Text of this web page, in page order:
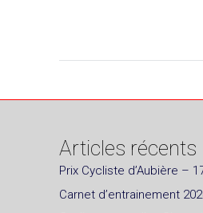
Articles récents
Prix Cycliste d’Aubière –
Carnet d’entrainement